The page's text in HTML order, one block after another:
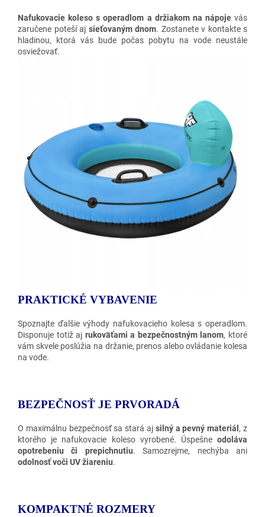
Nafukovacie koleso s operadlom a držiakom na nápoje vás
zaručene poteší aj sieťovaným dnom. Zostanete v kontakte s
hladinou, ktorá vás bude počas pobytu na vode neustále
osviežovať.
PRAKTICKÉ VYBAVENIE
Spoznajte ďalšie výhody nafukovacieho kolesa s operadlom.
Disponuje totiž aj rukoväťami a bezpečnostným lanom, ktoré
vám skvele poslúžia na držanie, prenos alebo ovládanie kolesa
na vode.
BEZPEČNOSŤ JE PRVORADÁ
O maximálnu bezpečnosť sa stará aj silný a pevný materiál, z
ktorého je nafukovacie koleso vyrobené. Úspešneodoláva
opotrebeniu či prepichnutiu. Samozrejme, nechýba ani
odolnosť voči UV žiareniu.
KOMPAKTNÉ ROZMERY